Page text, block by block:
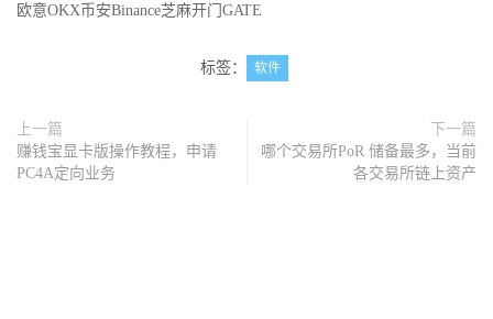
欧意OKX 币安Binance芝麻开门GATE
标签： 软件
上一篇
赚钱宝显卡版操作教程，申请
PC4A定向业务
下一篇
哪个交易所PoR 储备最多，当前
各交易所链上资产